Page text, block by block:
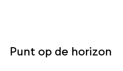
Punt op de horizon